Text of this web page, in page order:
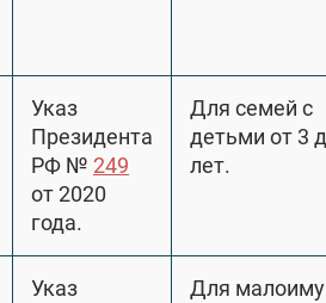
Указ
Президента
РФ № 249
от 2020
года.
Для семей с
детьми от 3
лет.
Указ
Для